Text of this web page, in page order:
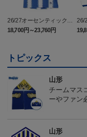
26/27オーセンティックユ
ニフォーム半袖（FP1st）
18,700円～23,760円
26/
ニ
d）
トピックス
山形
チームマス
ーやファン
山形